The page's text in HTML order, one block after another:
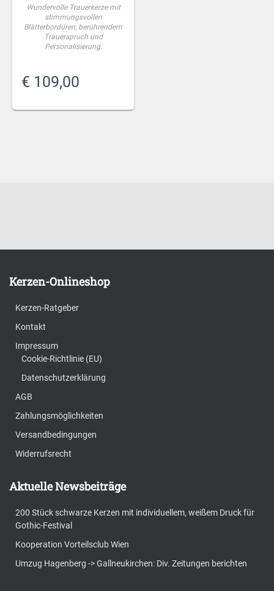
Wundervolle Trauerkerze mit
stimmungsvollen
Blätterbordüren, berührendem
Trauerspruch und
Personalisierung.
€ 109,00
Kerzen-Onlineshop
Kerzen-Ratgeber
Kontakt
Impressum
Cookie-Richtlinie (EU)
Datenschutzerklärung
AGB
Zahlungsmöglichkeiten
Versandbedingungen
Widerrufsrecht
Aktuelle Newsbeiträge
200 Stück schwarze Kerzen mit individuellem, weißem Druck für
Gothic-Festival
Kooperation Vorteilsclub Wien
Umzug Hagenberg -> Gallneukirchen: Div. Zeitungen berichten